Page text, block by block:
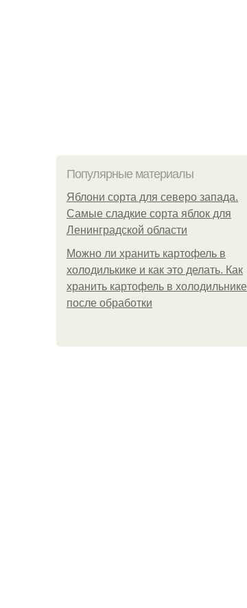
Популярные материалы
Яблони сорта для северо запада.
Самые сладкие сорта яблок для
Ленинградской области
Можно ли хранить картофель в
холодилькике и как это делать. Как
хранить картофель в холодильнике
после обработки